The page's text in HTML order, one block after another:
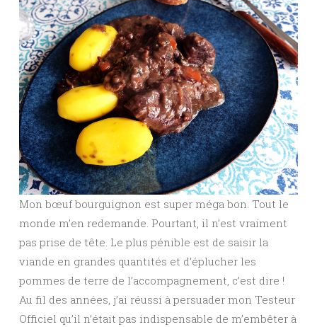
Mon bœuf bourguignon est super méga bon. Tout le
monde m’en redemande. Pourtant, il n’est vraiment
pas prise de tête. Le plus pénible est de saisir la
viande en grandes quantités et d’éplucher les
pommes de terre de l’accompagnement, c’est dire !
Au fil des années, j’ai réussi à persuader mon Testeur
Officiel qu’il n’était pas indispensable de m’embêter à